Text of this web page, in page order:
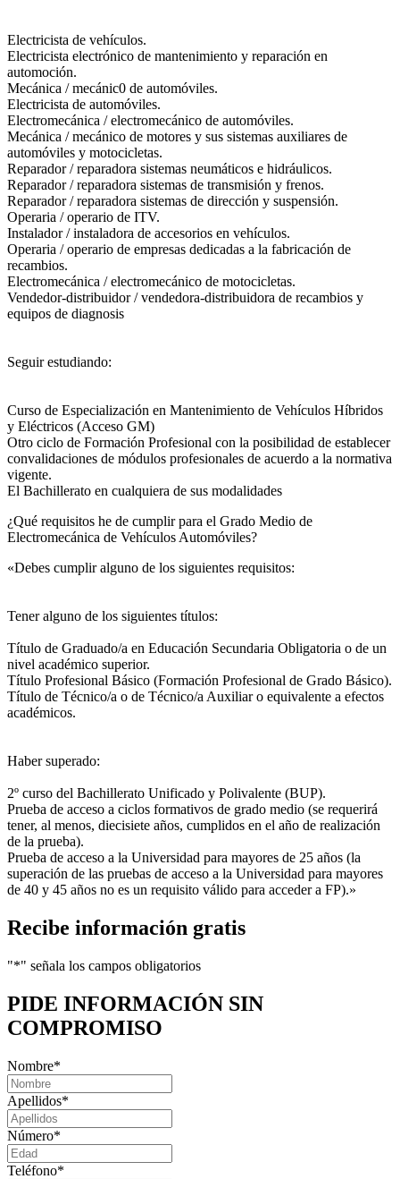
Electricista de vehículos.
Electricista electrónico de mantenimiento y reparación en
automoción.
Mecánica / mecánic0 de automóviles.
Electricista de automóviles.
Electromecánica / electromecánico de automóviles.
Mecánica / mecánico de motores y sus sistemas auxiliares de
automóviles y motocicletas.
Reparador / reparadora sistemas neumáticos e hidráulicos.
Reparador / reparadora sistemas de transmisión y frenos.
Reparador / reparadora sistemas de dirección y suspensión.
Operaria / operario de ITV.
Instalador / instaladora de accesorios en vehículos.
Operaria / operario de empresas dedicadas a la fabricación de
recambios.
Electromecánica / electromecánico de motocicletas.
Vendedor-distribuidor / vendedora-distribuidora de recambios y
equipos de diagnosis
Seguir estudiando:
Curso de Especialización en Mantenimiento de Vehículos Híbridos
y Eléctricos (Acceso GM)
Otro ciclo de Formación Profesional con la posibilidad de establecer
convalidaciones de módulos profesionales de acuerdo a la normativa
vigente.
El Bachillerato en cualquiera de sus modalidades
¿Qué requisitos he de cumplir para el Grado Medio de
Electromecánica de Vehículos Automóviles?
«Debes cumplir alguno de los siguientes requisitos:
Tener alguno de los siguientes títulos:
Título de Graduado/a en Educación Secundaria Obligatoria o de un
nivel académico superior.
Título Profesional Básico (Formación Profesional de Grado Básico).
Título de Técnico/a o de Técnico/a Auxiliar o equivalente a efectos
académicos.
Haber superado:
2º curso del Bachillerato Unificado y Polivalente (BUP).
Prueba de acceso a ciclos formativos de grado medio (se requerirá
tener, al menos, diecisiete años, cumplidos en el año de realización
de la prueba).
Prueba de acceso a la Universidad para mayores de 25 años (la
superación de las pruebas de acceso a la Universidad para mayores
de 40 y 45 años no es un requisito válido para acceder a FP).»
Recibe información gratis
"*" señala los campos obligatorios
PIDE INFORMACIÓN SIN
COMPROMISO
Nombre*
Apellidos*
Número*
Teléfono*